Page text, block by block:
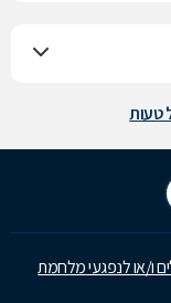
טעות
ו/או לנפגעי מלחמת